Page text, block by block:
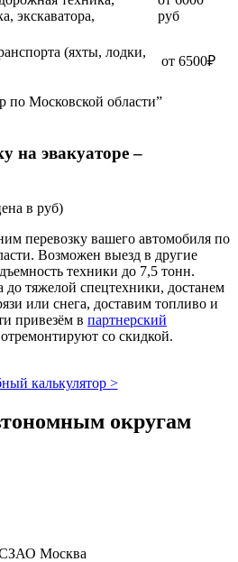
экскаватора,
руб
(яхты, лодки,
от 6500₽
по Московской области”
на эвакуаторе –
в руб)
перевозку вашего автомобиля по
Возможен выезд в другие
техники до 7,5 тонн.
до тяжелой спецтехники, достанем
или снега, доставим топливо и
привезём в партнерский
со скидкой.
калькулятор >
округам
СЗАО Москва